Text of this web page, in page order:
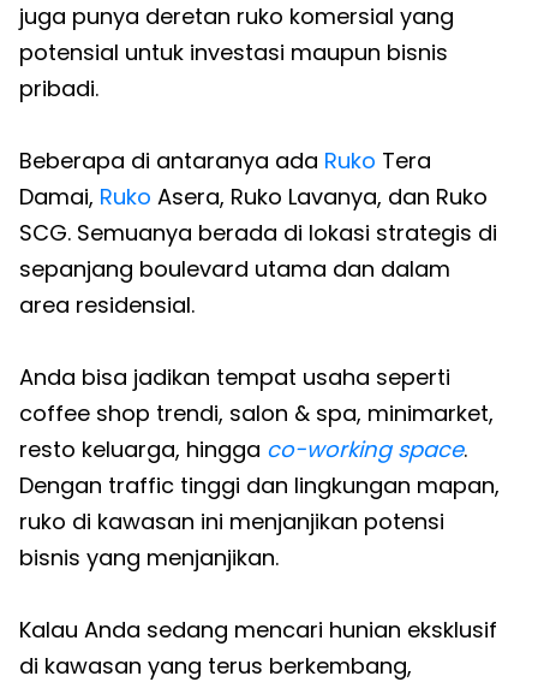
juga punya deretan ruko komersial yang
potensial untuk investasi maupun bisnis
pribadi.
Beberapa di antaranya ada Ruko Tera
Damai, Ruko Asera, Ruko Lavanya, dan Ruko
SCG. Semuanya berada di lokasi strategis di
sepanjang boulevard utama dan dalam
area residensial.
Anda bisa jadikan tempat usaha seperti
coffee shop trendi, salon & spa, minimarket,
resto keluarga, hingga co-working space.
Dengan traffic tinggi dan lingkungan mapan,
ruko di kawasan ini menjanjikan potensi
bisnis yang menjanjikan.
Kalau Anda sedang mencari hunian eksklusif
di kawasan yang terus berkembang,